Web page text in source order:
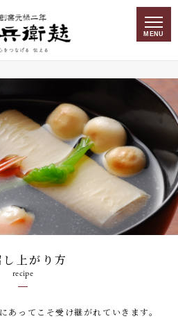
MENU
し上がり方
recipe
あってこそ受け継がれていきます。